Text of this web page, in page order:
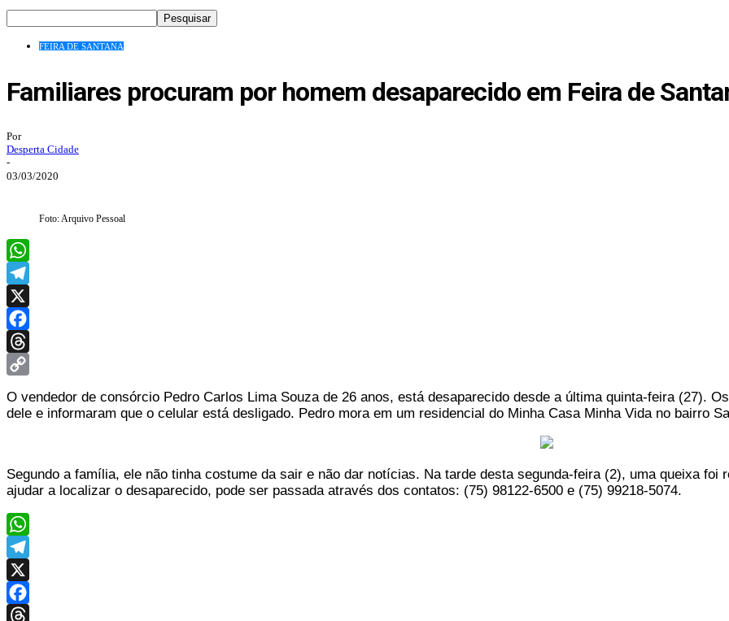
FEIRA DE SANTANA
Familiares procuram por homem desaparecido em Feira de
Por
Desperta Cidade
-
03/03/2020
Foto: Arquivo Pessoal
WhatsApp
Telegram
X
Facebook
Threads
Link
O vendedor de consórcio Pedro Carlos Lima Souza de 26 anos, está desaparecido desde a última quinta-feira (27).
dele e informaram que o celular está desligado. Pedro mora em um residencial do Minha Casa Minha Vida no bairro
Segundo a família, ele não tinha costume da sair e não dar notícias. Na tarde desta segunda-feira (2), uma queixa foi
ajudar a localizar o desaparecido, pode ser passada através dos contatos: (75) 98122-6500 e (75) 99218-5074.
WhatsApp
Telegram
X
Facebook